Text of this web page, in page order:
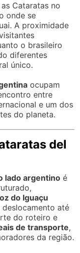
Cataratas no
onde se
A proximidade
o brasileiro
diferentes
único.
ocupam
entre
e um dos
do planeta.
del
lado argentino é
do Iguaçu
até
do roteiro e
de transporte,
da região.